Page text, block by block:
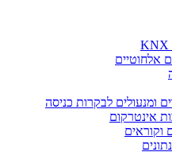
אלחוטיים
ומנעולים לבקרות כניסה
אינטרקום
וקוראים